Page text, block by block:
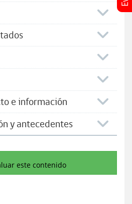
e información
y antecedentes
este contenido